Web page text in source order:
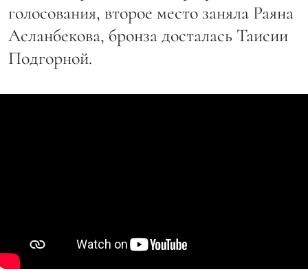
голосования, второе место заняла Раяна
Асланбекова, бронза досталась Таисии
Подгорной.